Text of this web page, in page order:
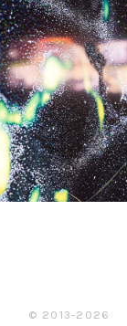
© 2013-2026